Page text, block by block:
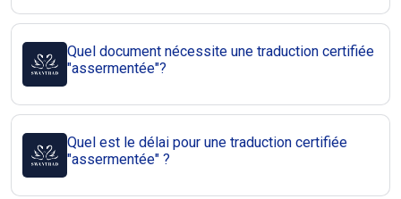
Quel document nécessite une traduction certifiée
"assermentée"?
Quel est le délai pour une traduction certifiée
"assermentée" ?